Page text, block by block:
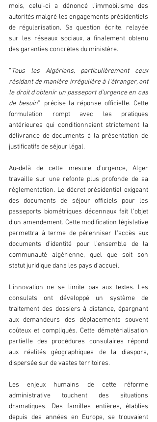
mois, celui-ci a dénoncé l'immobilisme des
autorités malgré les engagements présidentiels
de régularisation. Sa question écrite, relayée
sur les réseaux sociaux, a finalement obtenu
des garanties concrètes du ministère.
“Tous les Algériens, particulièrement ceux
résidant de manière irrégulière à l'étranger, ont
le droit d'obtenir un passeport d'urgence en cas
de besoin”, précise la réponse officielle. Cette
formulation rompt avec les pratiques
antérieures qui conditionnaient strictement la
délivrance de documents à la présentation de
justificatifs de séjour légal.
Au-delà de cette mesure d'urgence, Alger
travaille sur une refonte plus profonde de sa
réglementation. Le décret présidentiel exigeant
des documents de séjour officiels pour les
passeports biométriques décennaux fait l'objet
d'un amendement. Cette modification législative
permettra à terme de pérenniser l'accès aux
documents d'identité pour l'ensemble de la
communauté algérienne, quel que soit son
statut juridique dans les pays d'accueil.
L'innovation ne se limite pas aux textes. Les
consulats ont développé un système de
traitement des dossiers à distance, épargnant
aux demandeurs des déplacements souvent
coûteux et compliqués. Cette dématérialisation
partielle des procédures consulaires répond
aux réalités géographiques de la diaspora,
dispersée sur de vastes territoires.
Les enjeux humains de cette réforme
administrative touchent des situations
dramatiques. Des familles entières, établies
depuis des années en Europe, se trouvaient